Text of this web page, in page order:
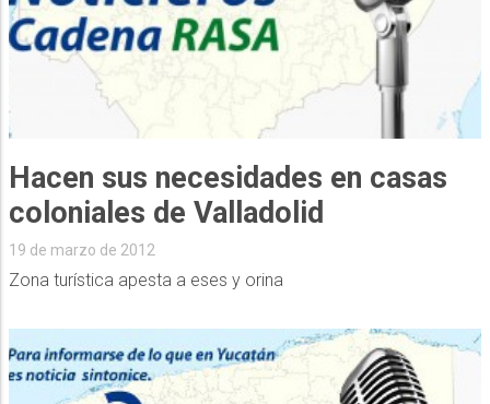
Hacen sus necesidades en casas
coloniales de Valladolid
19 de marzo de 2012
Zona turística apesta a eses y orina